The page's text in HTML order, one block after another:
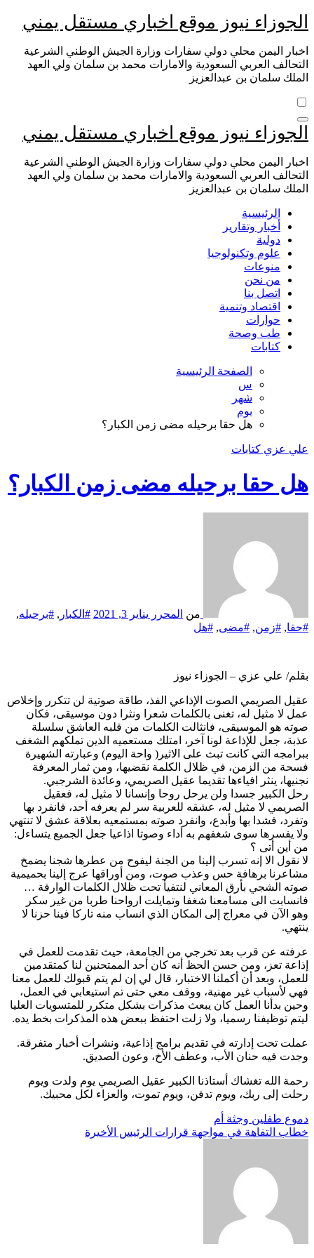
التجاوز
إلى
المحتوى
الجوزاء نيوز موقع اخباري مستقل يمني
اخبار اليمن محلي دولي سفارات وزارة الجيش الوطني الشرعية
التحالف العربي السعودية والامارات محمد بن سلمان ولي العهد
الملك سلمان بن عبدالعزيز
الجوزاء نيوز موقع اخباري مستقل يمني
اخبار اليمن محلي دولي سفارات وزارة الجيش الوطني الشرعية
التحالف العربي السعودية والامارات محمد بن سلمان ولي العهد
الملك سلمان بن عبدالعزيز
الرئيسية
أخبار وتقارير
دولية
علوم وتكنولوجيا
منوعات
من نحن
اتصل بنا
اقتصاد وتنمية
حوارات
طب وصحة
كتابات
الصفحة الرئيسية
س
شهر
يوم
هل حقا برحيله مضى زمن الكبار؟
علي عزي كتابات
هل حقا برحيله مضى زمن الكبار؟
من المحرر يناير 3, 2021 #الكبار , #برحيله,
#حقا, #زمن, #مضى, #هل
بقلم/ علي عزي – الجوزاء نيوز
عقيل الصريمي الصوت الإذاعي الفذ، طاقة صوتية لن تتكرر وإخلاص
عمل لا مثيل له، تغنى بالكلمات شعرا ونثرا دون موسيقى، فكان
صوته هو الموسيقى، فانثالت الكلمات من قلبه العاشق سلسلة
عذبة، جعل للإذاعة لونا آخر، امتلك مستعميه الذين تملكهم الشغف
ببرامجه التي كانت تبث على الاثير( واحة اليوم) وعبارته الشهيرة
فسحة من الزمن، في ظلال الكلمة نقضيها، ومن ثمار المعرفة
نجنيها، ينثر افياءها تقديما عقيل الصريمي، وعائدة الشرجبي.
رحل الكبير جسدا ولن يرحل روحا وإنسانا لا مثيل له، فعقيل
الصريمي لا مثيل له، عشقه للعربية سر لم يعرفه أحد، فانفرد بها
وتفرد، فشدا بها وأبدع، وانفرد صوته بمستمعيه بعلاقة عشق لا تنتهي
ولا يفسرها سوى شغفهم به أداء وصوتا اذاعيا جعل الجميع يتساءل:
من أين أتى ؟
لا نقول الا إنه تسرب إلينا من الجنة ليفوح من عطرها شجنا يضمخ
مشاعرنا برهافة حس وعذب صوت، ومن أوراقها عرج إلينا بحميمية
صوته الشجي بأرق المعاني لنتفيأ تحت ظلال الكلمات الوارفة …
فانسابت الى مسامعنا شغفا وتمايلت ارواحنا طربا من غير سكر
وهو الآن في معراج إلى المكان الذي انساب منه تاركا فينا حزنا لا
ينتهي.
عرفته عن قرب بعد تخرجي من الجامعة، حيث تقدمت للعمل في
إذاعة تعز، ومن حسن الحظ أنه كان أحد الممتحنين لنا كمتقدمين
للعمل، وبعد أن أكملنا الاختبار، قال لي إن لم يتم قبولك للعمل معنا
فهي لأسباب غير مهنية، ووقف معي حتى تم استيعابي في العمل،
وحين بدأنا العمل كان يبعث مذكرات بشكل متكرر للمتسويات العليا
ليتم توظيفنا رسميا، ولا زلت احتفظ ببعض هذه المذكرات بخط يده.
عملت تحت إدارته في تقديم برامج إذاعية، ونشرات أخبار متفرقة.
وجدت فيه حنان الأب، وعطف الأخ، وعون الصديق.
رحمة الله تغشاك أستاذنا الكبير عقيل الصريمي يوم ولدت ويوم
رحلت إلى ربك، ويوم تدفن، ويوم تموت، والعزاء لكل محبيك.
تصفّح
المقالات
دموع طفلين وجثة أم
خطاب التفاهة في مواجهة قرارات الرئيس الأخيرة